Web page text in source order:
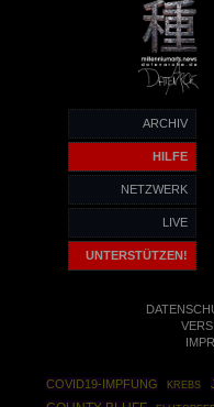
ARCHIV
HILFE
NETZWERK
LIVE
UNTERSTÜTZEN!
COVID19-IMPFUNG KREBS